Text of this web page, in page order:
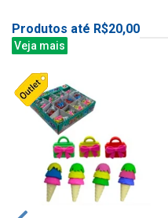
Produtos até R$20,00
Veja mais